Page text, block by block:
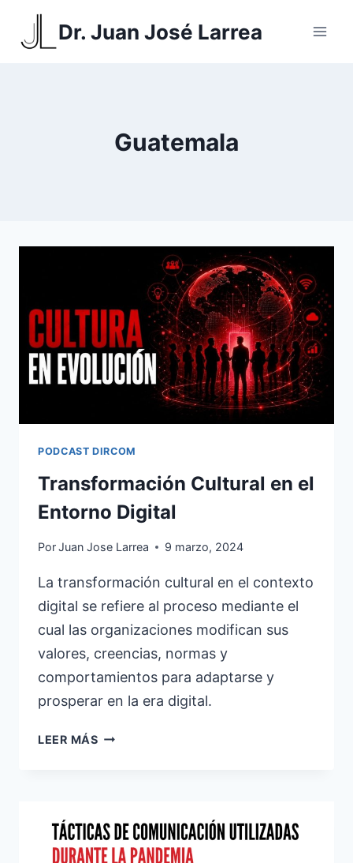
Saltar
Dr. Juan José Larrea
Guatemala
PODCAST DIRCOM
Transformación Cultural en el
Entorno Digital
PorJuan Jose Larrea 9 marzo, 2024
La transformación cultural en el contexto
digital se refiere al proceso mediante el
cual las organizaciones modifican sus
valores, creencias, normas y
comportamientos para adaptarse y
prosperar en la era digital.
LEER MÁSTRANSFORMACIÓN
DIGITAL